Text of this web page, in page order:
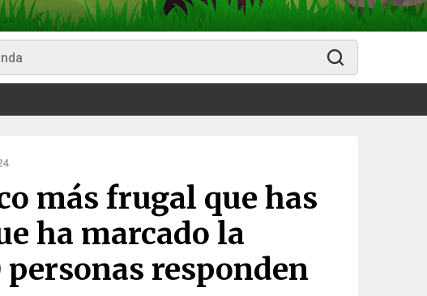
más frugal que has
ha marcado la
responden